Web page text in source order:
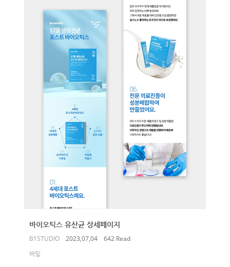
바이오틱스 유산균 상세페이지
B1STUDIO 2023,07,04
642 Read
바잉